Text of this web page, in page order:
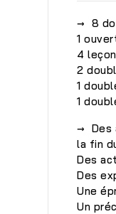
→ 8
1
4
2
1
1
→ Des
la fin
Des
Des
Une
Un